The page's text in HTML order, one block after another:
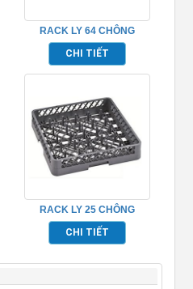
RACK LY 64 CHÔNG
TP691004
CHI TIẾT
RACK LY 25 CHÔNG
TP691002
CHI TIẾT